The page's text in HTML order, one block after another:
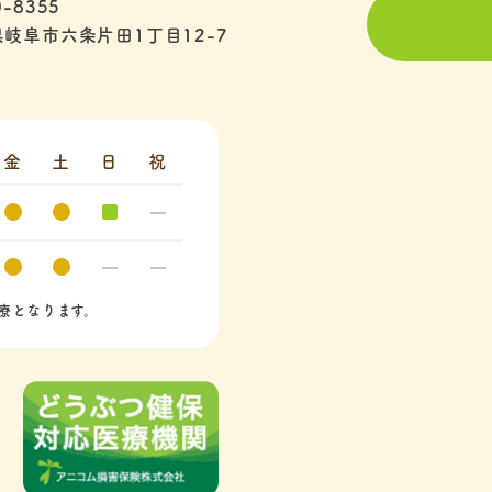
8355
岐阜市六条片田1丁目12-7
金 土 日 祝
なります。